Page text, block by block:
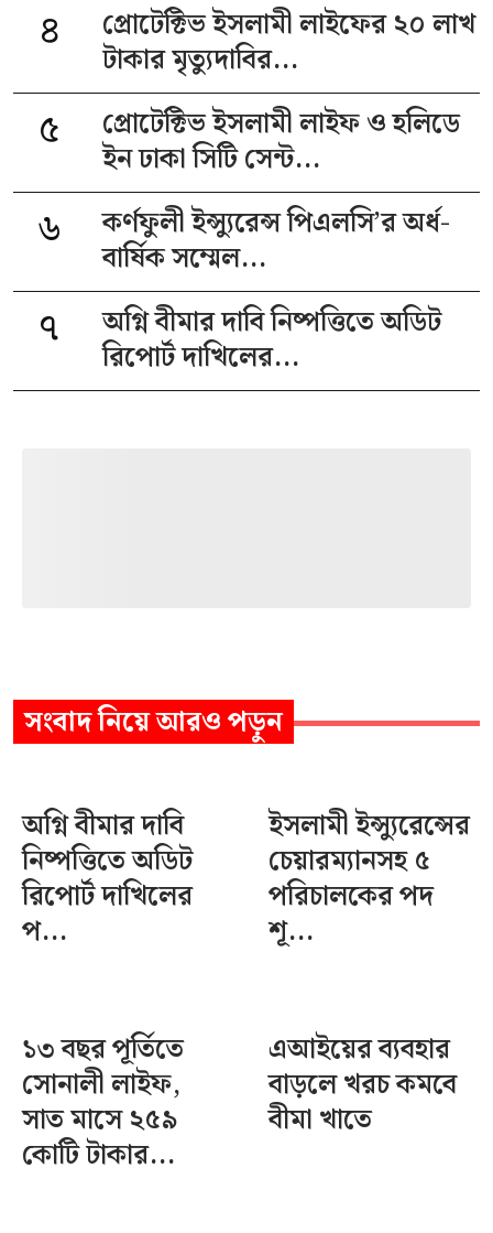
৪
প্রোটেক্টিভ ইসলামী লাইফের ২০ লাখ
টাকার মৃত্যুদাবির...
৫
প্রোটেক্টিভ ইসলামী লাইফ ও হলিডে
ইন ঢাকা সিটি সেন্ট...
৬
কর্ণফুলী ইন্স্যুরেন্স পিএলসি’র অর্ধ-
বার্ষিক সম্মেল...
৭
অগ্নি বীমার দাবি নিষ্পত্তিতে অডিট
রিপোর্ট দাখিলের...
সংবাদনিয়ে আরও পড়ুন
অগ্নি বীমার দাবি
নিষ্পত্তিতে অডিট
রিপোর্ট দাখিলের
প...
ইসলামী ইন্স্যুরেন্সের
চেয়ারম্যানসহ ৫
পরিচালকের পদ
শূ...
১৩ বছর পূর্তিতে
সোনালী লাইফ,
সাত মাসে ২৫৯
কোটি টাকার...
এআইয়ের ব্যবহার
বাড়লে খরচ কমবে
বীমা খাতে